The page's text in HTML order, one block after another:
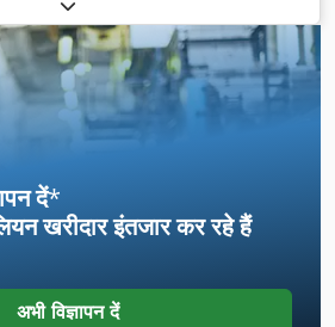
दें*
खरीदारइंतजार कर रहे हैं
अभी विज्ञापन दें